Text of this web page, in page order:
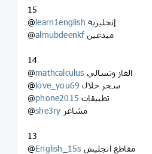
15
@learn1english إنجليزية
@almubdeenkf مبدعين
14
@mathcalculus الغاز وتسالي
@love_you69 سحر حلال
@phone2015 تطبيقات
@she3ry مشاعر
13
@English_15s مقاطع انجليش